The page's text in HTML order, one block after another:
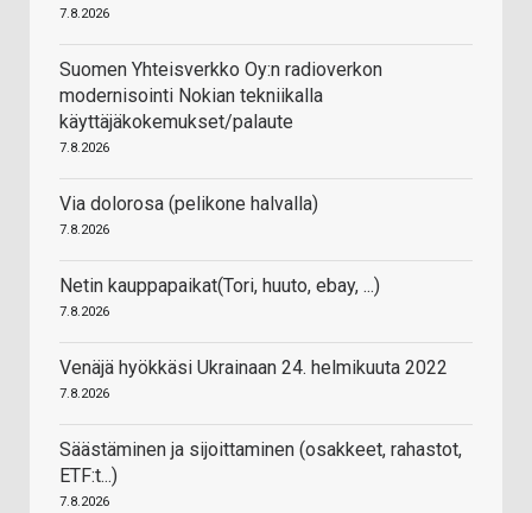
7.8.2026
Suomen Yhteisverkko Oy:n radioverkon
modernisointi Nokian tekniikalla
käyttäjäkokemukset/palaute
7.8.2026
Via dolorosa (pelikone halvalla)
7.8.2026
Netin kauppapaikat(Tori, huuto, ebay, ...)
7.8.2026
Venäjä hyökkäsi Ukrainaan 24. helmikuuta 2022
7.8.2026
Säästäminen ja sijoittaminen (osakkeet, rahastot,
ETF:t...)
7.8.2026